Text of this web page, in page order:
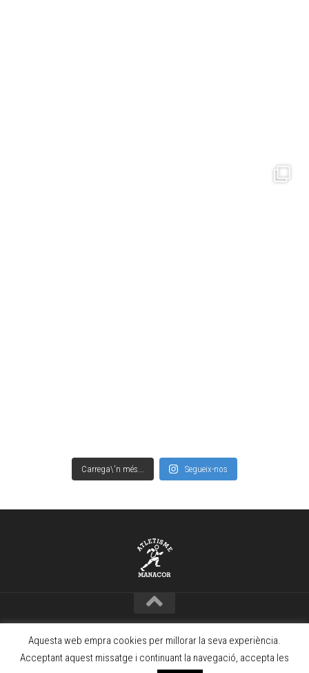
Carrega\'n més... Segueix-nos
Copyright © Club Atletisme Manacor – 2021 · www.camanacor.com
Powered by
WordPress
Aquesta web empra cookies per millorar la seva experiència.
Acceptant aquest missatge i continuant la navegació, accepta les